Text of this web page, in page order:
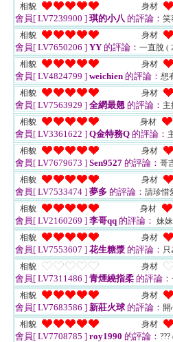
相貌 身材
會員[ LV7239900 ] 琪的小八 的評論： 笑
相貌 身材
會員[ LV7650206 ] YY 的評論： 一直脫 (
相貌 身材
會員[ LV4824799 ] weichien 的評論： 想
相貌 身材
會員[ LV7563929 ] 全網最翹 的評論： 主
相貌 身材
會員[ LV3361622 ] Q金特務Q 的評論：
相貌 身材
會員[ LV7679673 ] Sen9527 的評論： 哥
相貌 身材
會員[ LV7533474 ] 夢多 的評論： 請珍惜
相貌 身材
會員[ LV2160269 ] 李哥qq 的評論： 妹
相貌 身材
會員[ LV7553607 ] 花生糖漿 的評論： 只
相貌 身材
會員[ LV7311486 ] 青煙繞指柔 的評論：
相貌 身材
會員[ LV7683586 ] 新莊火球的評論： 開
相貌 身材
會員[ LV7708785 ] roy1990 的評論： ???